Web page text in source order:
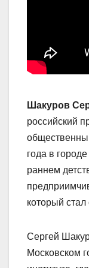
Шакуров
российский
года в
раннем
который
Сергей
Московском